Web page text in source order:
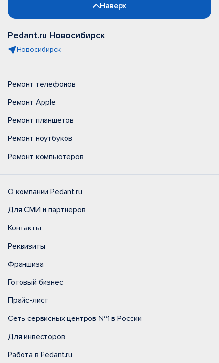
Наверх
Pedant.ru Новосибирск
Новосибирск
Ремонт телефонов
Ремонт Apple
Ремонт планшетов
Ремонт ноутбуков
Ремонт компьютеров
О компании Pedant.ru
Для СМИ и партнеров
Контакты
Реквизиты
Франшиза
Готовый бизнес
Прайс-лист
Сеть сервисных центров №1 в России
Для инвесторов
Работа в Pedant.ru